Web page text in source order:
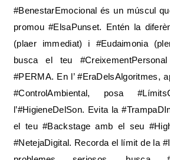
#BenestarEmocional és un múscul
promou #ElsaPunset. Entén la
(plaer immediat) i #Eudaimonia
busca el teu
#PERMA. En l’ #EraDelsAlgoritmes,
#ControlAmbiental, posa
l’#HigieneDelSon. Evita la
el teu #Backstage amb el seu
#NetejaDigital. Recorda el límit de la